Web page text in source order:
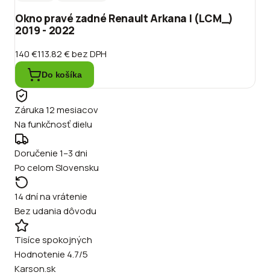
Okno pravé zadné Renault Arkana I (LCM_)
2019 - 2022
140 €113.82 €bez DPH
Do košíka
Záruka 12 mesiacov
Na funkčnosť dielu
Doručenie 1–3 dni
Po celom Slovensku
14 dní na vrátenie
Bez udania dôvodu
Tisíce spokojných
Hodnotenie 4.7/5
Karson.sk